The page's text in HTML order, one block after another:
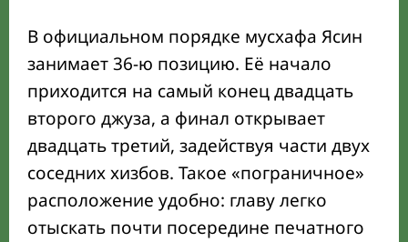
В официальном порядке мусхафа Ясин
занимает 36-ю позицию. Её начало
приходится на самый конец двадцать
второго джуза, а финал открывает
двадцать третий, задействуя части двух
соседних хизбов. Такое «пограничное»
расположение удобно: главу легко
отыскать почти посередине печатного